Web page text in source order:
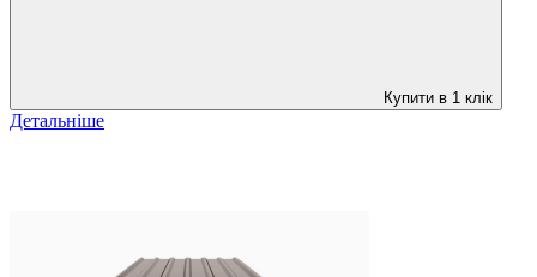
Купити в 1 клік
Детальніше